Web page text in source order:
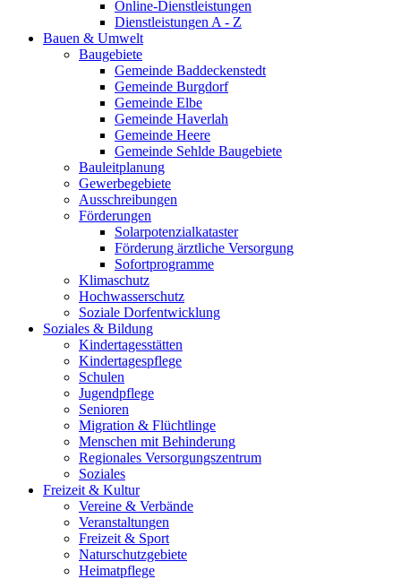
Online-Dienstleistungen
Dienstleistungen A - Z
Bauen & Umwelt
Baugebiete
Gemeinde Baddeckenstedt
Gemeinde Burgdorf
Gemeinde Elbe
Gemeinde Haverlah
Gemeinde Heere
Gemeinde Sehlde Baugebiete
Bauleitplanung
Gewerbegebiete
Ausschreibungen
Förderungen
Solarpotenzialkataster
Förderung ärztliche Versorgung
Sofortprogramme
Klimaschutz
Hochwasserschutz
Soziale Dorfentwicklung
Soziales & Bildung
Kindertagesstätten
Kindertagespflege
Schulen
Jugendpflege
Senioren
Migration & Flüchtlinge
Menschen mit Behinderung
Regionales Versorgungszentrum
Soziales
Freizeit & Kultur
Vereine & Verbände
Veranstaltungen
Freizeit & Sport
Naturschutzgebiete
Heimatpflege